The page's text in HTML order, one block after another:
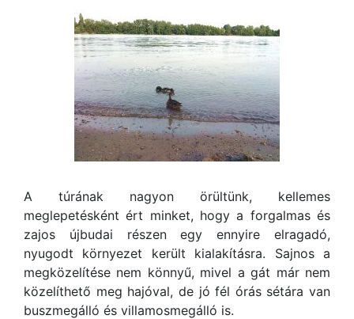
A túrának nagyon örültünk, kellemes
meglepetésként ért minket, hogy a forgalmas és
zajos újbudai részen egy ennyire elragadó,
nyugodt környezet került kialakításra. Sajnos a
megközelítése nem könnyű, mivel a gát már nem
közelíthető meg hajóval, de jó fél órás sétára van
buszmegálló és villamosmegálló is.